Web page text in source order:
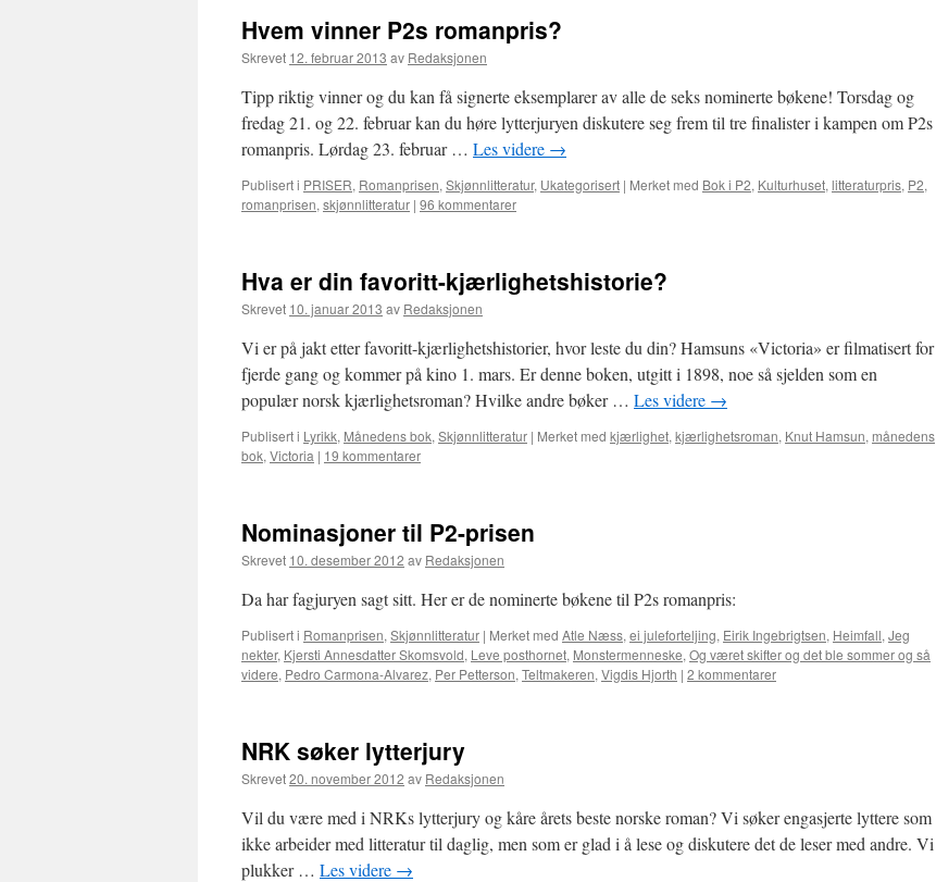
Hvem vinner P2s romanpris?
Skrevet 12. februar 2013 av Redaksjonen
Tipp riktig vinner og du kan få signerte eksemplarer av alle de seks nominerte bøkene! Torsdag og
fredag 21. og 22. februar kan du høre lytterjuryen diskutere seg frem til tre finalister i kampen om P2s
romanpris. Lørdag 23. februar … Les videre →
Publisert i PRISER, Romanprisen, Skjønnlitteratur, Ukategorisert | Merket med Bok i P2, Kulturhuset, litteraturpris, P2,
romanprisen, skjønnlitteratur | 96 kommentarer
Hva er din favoritt-kjærlighetshistorie?
Skrevet 10. januar 2013 av Redaksjonen
Vi er på jakt etter favoritt-kjærlighetshistorier, hvor leste du din? Hamsuns «Victoria» er filmatisert for
fjerde gang og kommer på kino 1. mars. Er denne boken, utgitt i 1898, noe så sjelden som en
populær norsk kjærlighetsroman? Hvilke andre bøker … Les videre →
Publisert i Lyrikk, Månedens bok, Skjønnlitteratur | Merket med kjærlighet, kjærlighetsroman, Knut Hamsun, månedens
bok, Victoria | 19 kommentarer
Nominasjoner til P2-prisen
Skrevet 10. desember 2012 av Redaksjonen
Da har fagjuryen sagt sitt. Her er de nominerte bøkene til P2s romanpris:
Publisert i Romanprisen, Skjønnlitteratur | Merket med Atle Næss, ei juleforteljing, Eirik Ingebrigtsen, Heimfall, Jeg
nekter, Kjersti Annesdatter Skomsvold, Leve posthornet, Monstermenneske, Og været skifter og det ble sommer og så
videre, Pedro Carmona-Alvarez, Per Petterson, Teltmakeren, Vigdis Hjorth | 2 kommentarer
NRK søker lytterjury
Skrevet20. november 2012 av Redaksjonen
Vil du være med i NRKs lytterjury og kåre årets beste norske roman? Vi søker engasjerte lyttere som
ikke arbeider med litteratur til daglig, men som er glad i å lese og diskutere det de leser med andre. Vi
plukker … Les videre →